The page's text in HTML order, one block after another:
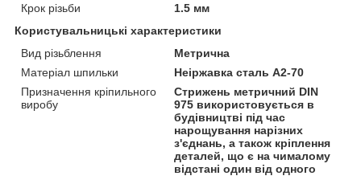
Крок різьби
1.5 мм
Користувальницькі характеристики
Вид різьблення
Метрична
Матеріал шпильки
Неіржавка сталь А2-70
Призначення кріпильного
виробу
Стрижень метричний DIN
975 використовується в
будівництві під час
нарощування нарізних
з'єднань, а також кріплення
деталей, що є на чималому
відстані один від одного